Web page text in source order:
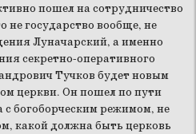
пошел на сотрудничество
не государство вообще, не
Луначарский, а именно
секретно-оперативного
Тучков будет новым
церкви. Он пошел по пути
с богоборческим режимом, не
какой должна быть церковь